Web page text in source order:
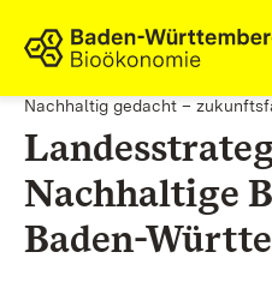
Zum Inhalt springen
Link zur Startseite
Nachhaltig gedacht –
Nachhaltige
Baden-